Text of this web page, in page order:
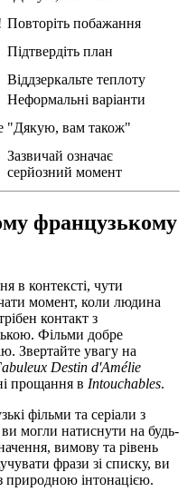
Повторіть побажання
Підтвердіть план
Віддзеркальте теплоту
Неформальні варіанти
"Дякую, вам також"
Зазвичай означає
серйозний момент
французькому
в контексті, чути
момент, коли людина
контакт з
Фільми добре
Звертайте увагу на
Destin d'Amélie
прощання в Intouchables.
фільми та серіали з
могли натиснути на будь-
вимову та рівень
фрази зі списку, ви
природною інтонацією.